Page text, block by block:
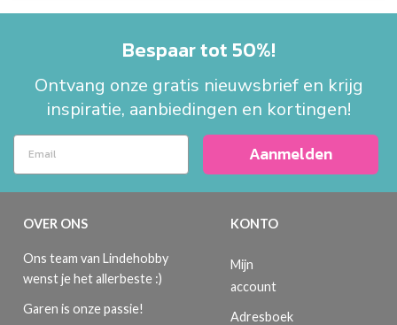
Bespaar tot 50%!
Ontvang onze gratis nieuwsbrief en krijg
inspiratie, aanbiedingen en kortingen!
Aanmelden
OVER ONS
Ons team van Lindehobby
wenst je het allerbeste :)
Garen is onze passie!
KONTO
Mijn
account
Adresboek